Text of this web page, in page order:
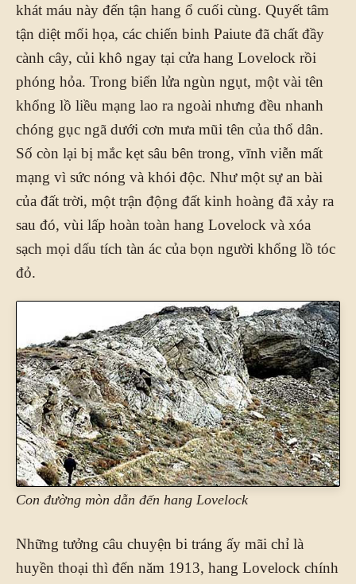
khát máu này đến tận hang ổ cuối cùng. Quyết tâm
tận diệt mối họa, các chiến binh Paiute đã chất đầy
cành cây, củi khô ngay tại cửa hang Lovelock rồi
phóng hỏa. Trong biển lửa ngùn ngụt, một vài tên
khổng lồ liều mạng lao ra ngoài nhưng đều nhanh
chóng gục ngã dưới cơn mưa mũi tên của thổ dân.
Số còn lại bị mắc kẹt sâu bên trong, vĩnh viễn mất
mạng vì sức nóng và khói độc. Như một sự an bài
của đất trời, một trận động đất kinh hoàng đã xảy ra
sau đó, vùi lấp hoàn toàn hang Lovelock và xóa
sạch mọi dấu tích tàn ác của bọn người khổng lồ tóc
đỏ.
Con đường mòn dẫn đến hang Lovelock
Những tưởng câu chuyện bi tráng ấy mãi chỉ là
huyền thoại thì đến năm 1913, hang Lovelock chính